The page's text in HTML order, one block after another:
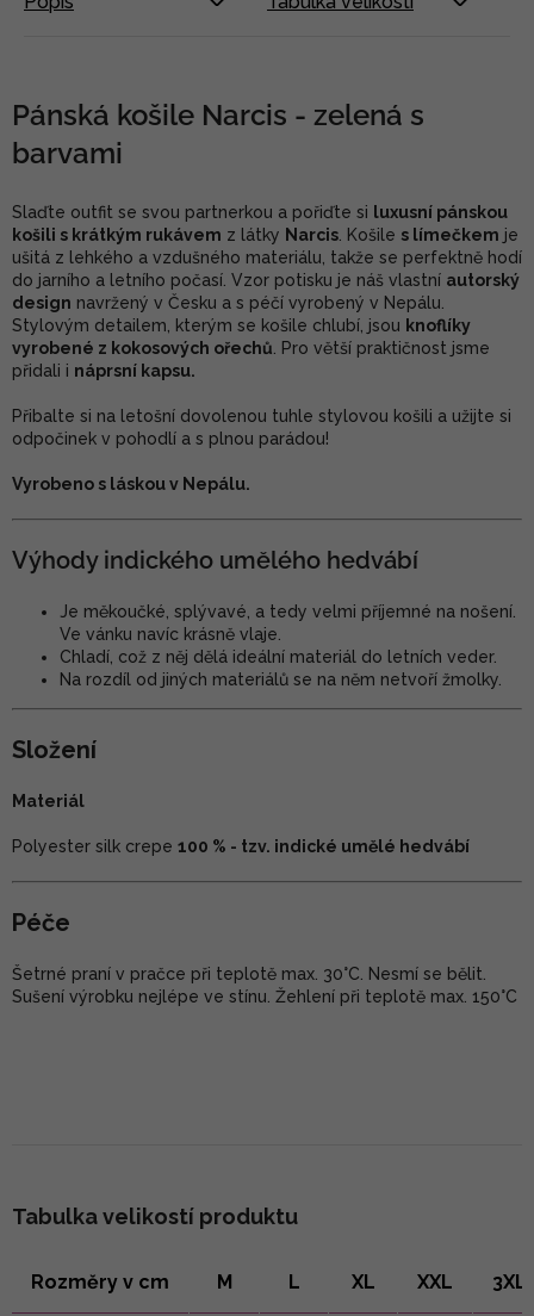
Pánská košile Narcis - zelená s
barvami
Slaďte outfit se svou partnerkou a pořiďte si luxusní pánskou
košili s krátkým rukávem z látky Narcis . Košile s límečkem je
ušitá z lehkého a vzdušného materiálu, takže se perfektně hodí
do jarního a letního počasí. Vzor potisku je náš vlastní autorský
design navržený v Česku a s péčí vyrobený v Nepálu.
Stylovým detailem, kterým se košile chlubí, jsou knoflíky
vyrobené z kokosových ořechů . Pro větší praktičnost jsme
přidali i náprsní kapsu.
Přibalte si na letošní dovolenou tuhle stylovou košili a užijte si
odpočinek v pohodlí a s plnou parádou!
Vyrobeno s láskou v Nepálu.
Výhody indického umělého hedvábí
Je měkoučké, splývavé, a tedy velmi příjemné na nošení.
Ve vánku navíc krásně vlaje.
Chladí, což z něj dělá ideální materiál do letních veder.
Na rozdíl od jiných materiálů se na něm netvoří žmolky.
Složení
Materiál
Polyester silk crepe 100 % - tzv. indické umělé hedvábí
Péče
Šetrné praní v pračce při teplotě max. 30°C. Nesmí se bělit.
Sušení výrobku nejlépe ve stínu. Žehlení při teplotě max. 150°C
Tabulka velikostí produktu
Rozměry v cm M L XL XXL 3XL